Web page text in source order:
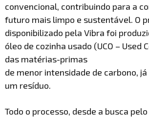
convencional, contribuindo para a
futuro mais limpo e sustentável. O
disponibilizado pela Vibra foi
óleo de cozinha usado (UCO – Used
das matérias-primas
de menor intensidade de carbono,
um resíduo.
Todo o processo, desde a busca